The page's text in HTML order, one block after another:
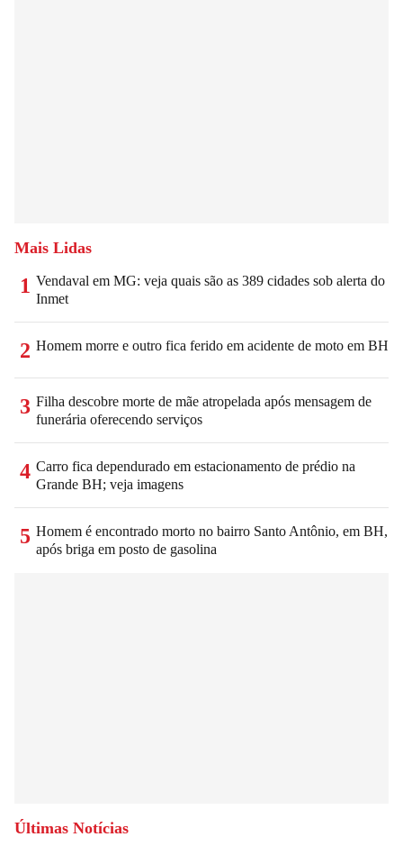
Mais Lidas
1 Vendaval em MG: veja quais são as 389 cidades sob alerta do
Inmet
2 Homem morre e outro fica ferido em acidente de moto em BH
3 Filha descobre morte de mãe atropelada após mensagem de
funerária oferecendo serviços
4 Carro fica dependurado em estacionamento de prédio na
Grande BH; veja imagens
5 Homem é encontrado morto no bairro Santo Antônio, em BH,
após briga em posto de gasolina
Últimas Notícias